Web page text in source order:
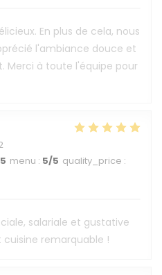
En plus de cela, nous
l'ambiance douce et
Merci à toute l'équipe pour
menu : 5/5 quality_price :
salariale et gustative
remarquable !